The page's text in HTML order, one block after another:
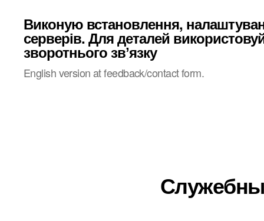
Виконую встановлення,
серверів. Для деталей
зворотнього звʼязку
English version at feedback/contact form.